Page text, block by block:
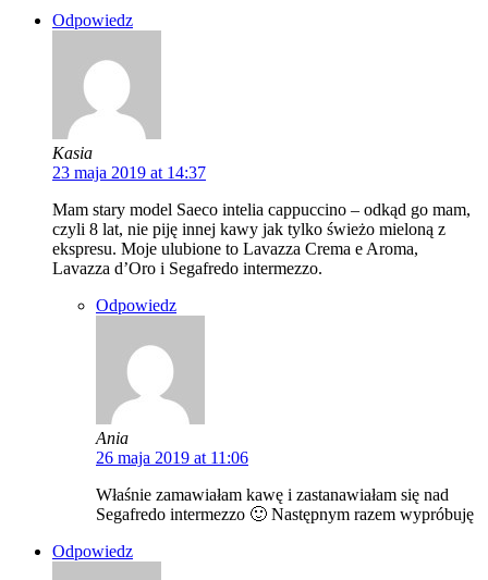
Odpowiedz
Kasia
23 maja 2019 at 14:37
Mam stary model Saeco intelia cappuccino – odkąd go mam,
czyli 8 lat, nie piję innej kawy jak tylko świeżo mieloną z
ekspresu. Moje ulubione to Lavazza Crema e Aroma,
Lavazza d’Oro i Segafredo intermezzo.
Odpowiedz
Ania
26 maja 2019 at 11:06
Właśnie zamawiałam kawę i zastanawiałam się nad
Segafredo intermezzo 🙂 Następnym razem wypróbuję
Odpowiedz